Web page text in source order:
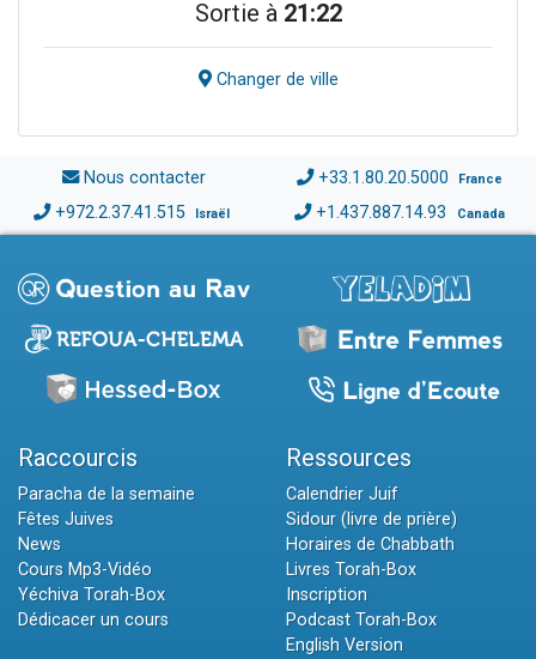
Sortie à 21:22
Changer de ville
Nous contacter +33.1.80.20.5000 France
+972.2.37.41.515 Israël +1.437.887.14.93 Canada
Raccourcis
Paracha de la semaine
Fêtes Juives
News
Cours Mp3-Vidéo
Yéchiva Torah-Box
Dédicacer un cours
Ressources
Calendrier Juif
Sidour (livre de prière)
Horaires de Chabbath
Livres Torah-Box
Inscription
Podcast Torah-Box
English Version